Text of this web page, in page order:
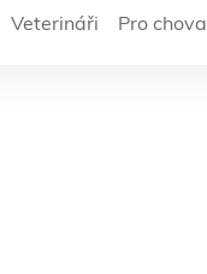
Veterináři Pro